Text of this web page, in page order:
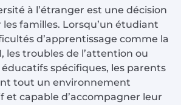
à l’étranger est une décision
familles. Lorsqu’un étudiant
d’apprentissage comme la
les troubles de l’attention ou
éducatifs spécifiques, les parents
tout un environnement
et capable d’accompagner leur